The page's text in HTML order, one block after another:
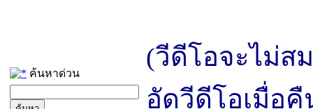
ค้นหาด่วน
(วีดีโอจะไม่ส
อัดวีดีโอเมื่อ